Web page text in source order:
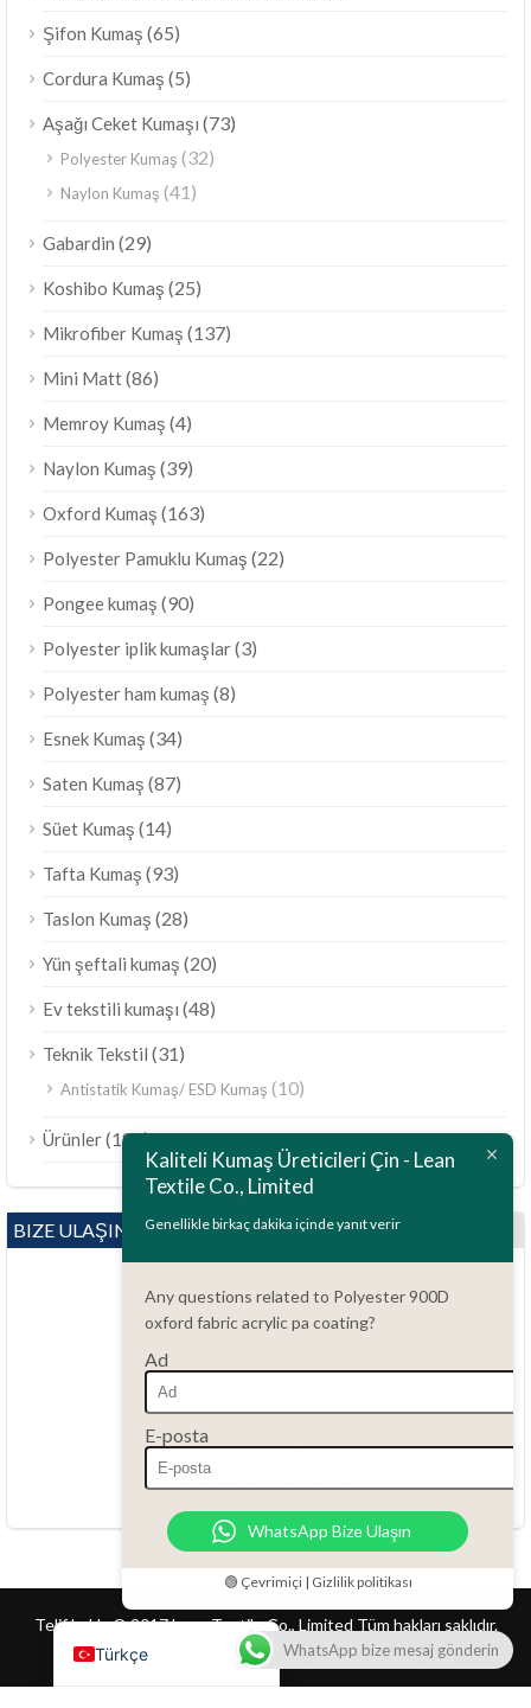
Şifon Kumaş (65)
Cordura Kumaş (5)
Aşağı Ceket Kumaşı (73)
Polyester Kumaş (32)
Naylon Kumaş (41)
Gabardin (29)
Koshibo Kumaş (25)
Mikrofiber Kumaş (137)
Mini Matt(86)
Memroy Kumaş (4)
Naylon Kumaş (39)
Oxford Kumaş (163)
Polyester Pamuklu Kumaş (22)
Pongee kumaş (90)
Polyester iplik kumaşlar(3)
Polyester ham kumaş (8)
Esnek Kumaş (34)
Saten Kumaş (87)
Süet Kumaş (14)
Tafta Kumaş (93)
Taslon Kumaş (28)
Yün şeftali kumaş (20)
Ev tekstili kumaşı (48)
Teknik Tekstil (31)
Antistatik Kumaş/ ESD Kumaş (10)
Ürünler(189)
BIZE ULAŞIN
Sorularınız mı var?
86.15051486055
haiming@leantex.com
Her gün 24 saat, her hafta 7 gün
Telif hakkı © 2017 Lean Textile Co., Limited Tüm hakları saklıdır.
Ana Sayfa
İletişim Müşteri Hizmetleri
Kaliteli Kumaş Üreticileri Çin - Lean
Textile Co., Limited
Genellikle birkaç dakika içinde yanıt verir
Any questions related to Polyester 900D
oxford fabric acrylic pa coating?
Ad
E-posta
WhatsApp Bize Ulaşın
🟢 Çevrimiçi | Gizlilik politikası
WhatsApp bize mesaj gönderin
Türkçe
English
Español
Português do Brasil
Tiếng Việt
العربية
Bahasa Indonesia
Polski
Bahasa Melayu